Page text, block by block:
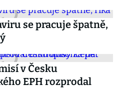
se pracuje špatně,
v Česku
EPH rozprodal